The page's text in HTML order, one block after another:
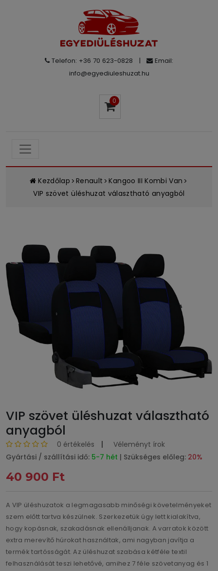
Telefon: +36 70 623-0828 |
Email:
info@egyediuleshuzat.hu
0
Kezdőlap Renault
Kangoo III Kombi Van
VIP szövet üléshuzat választható anyagból
VIP szövet üléshuzat választható
anyagból
0 értékelés
Véleményt írok
Gyártási / szállítási idő: 5-7 hét | Szükséges előleg: 20%
40 900 Ft
A VIP üléshuzatok a legmagasabb minőségi követelményeket
szem előtt tartva készülnek. Szerkezetük úgy lett kialakítva,
hogy kopásnak, szakadásnak ellenálljanak. A varratok között
extra merevítő húrokat használtak, ami nagyban javítja a
termék tartósságát. Az üléshuzat szabása kétféle textil
felhasználását teszi lehetővé, amihez 7 féle szövetanyag és 1